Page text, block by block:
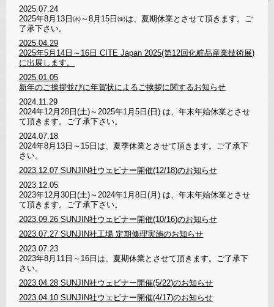
2025.07.24
2025年8月13日㈬～8月15日㈮は、夏期休業とさせて頂きます。ご
了承下さい。
2025.04.29
2025年5月14日～16日 CITE Japan 2025(第12回化粧品産業技術展)
に出展します。
2025.01.05
新年のご挨拶並びに年賀状によるご挨拶に関するお知らせ
2024.11.29
2024年12月28日(土)～2025年1月5日(日) は、年末年始休業とさせ
て頂きます。ご了承下さい。
2024.07.18
2024年8月13日～15日は、夏季休業とさせて頂きます。ご了承下
さい。
2023.12.07 SUNJIN社ウェビナー開催(12/18)のお知らせ
2023.12.05
2023年12月30日(土)～2024年1月8日(月) は、年末年始休業とさせ
て頂きます。ご了承下さい。
2023.09.26 SUNJIN社ウェビナー開催(10/16)のお知らせ
2023.07.27 SUNJIN社工場 定期修理実施のお知らせ
2023.07.23
2023年8月11日～16日は、夏期休業とさせて頂きます。ご了承下
さい。
2023.04.28 SUNJIN社ウェビナー開催(5/22)のお知らせ
2023.04.10 SUNJIN社ウェビナー開催(4/17)のお知らせ